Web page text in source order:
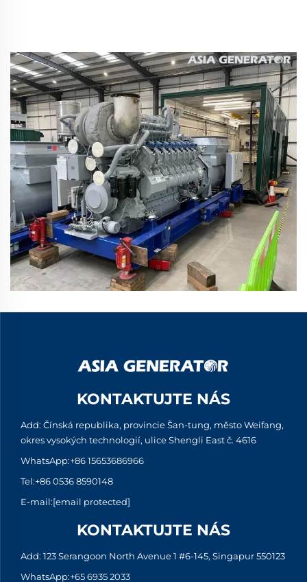
KONTAKTUJTE NÁS
Add: Čínská republika, provincie Šan-tung, město Weifang,
okres vysokých technologií, ulice Shengli East č. 4616
WhatsApp:+86 15653686966
Tel:+86 0536 8590148
E-mail:[email protected]
KONTAKTUJTE NÁS
Add: 123 Serangoon North Avenue 1 #6-145, Singapur 550123
WhatsApp:+65 6935 2033